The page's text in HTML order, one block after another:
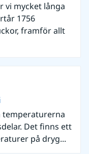
vi mycket långa
1756
framför allt
temperaturerna
Det finns ett
på dryg...